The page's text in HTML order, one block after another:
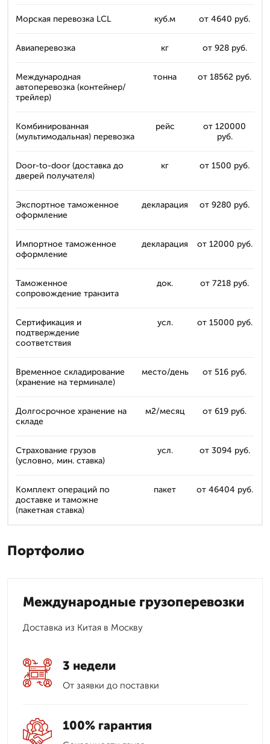
Морская перевозка LCL куб.м от 4640 руб.
Авиаперевозка кг от 928 руб.
Международная
автоперевозка (контейнер/
трейлер)
тонна от 18562 руб.
Комбинированная
(мультимодальная) перевозка
рейс
от 120000
руб.
Door-to-door (доставка до
дверей получателя)
кг от 1500 руб.
Экспортное таможенное
оформление
декларация от 9280 руб.
Импортное таможенное
оформление
декларация от 12000 руб.
Таможенное
сопровождение транзита
док. от 7218 руб.
Сертификация и
подтверждение
соответствия
усл. от 15000 руб.
Временное складирование
(хранение на терминале)
место/день от 516 руб.
Долгосрочное хранение на
складе
м2/месяц от 619 руб.
Страхование грузов
(условно, мин. ставка)
усл. от 3094 руб.
Комплект операций по
доставке и таможне
(пакетная ставка)
пакет от 46404 руб.
Портфолио
Международные грузоперевозки
Доставка из Китая в Москву
3 недели
От заявки до поставки
100% гарантия